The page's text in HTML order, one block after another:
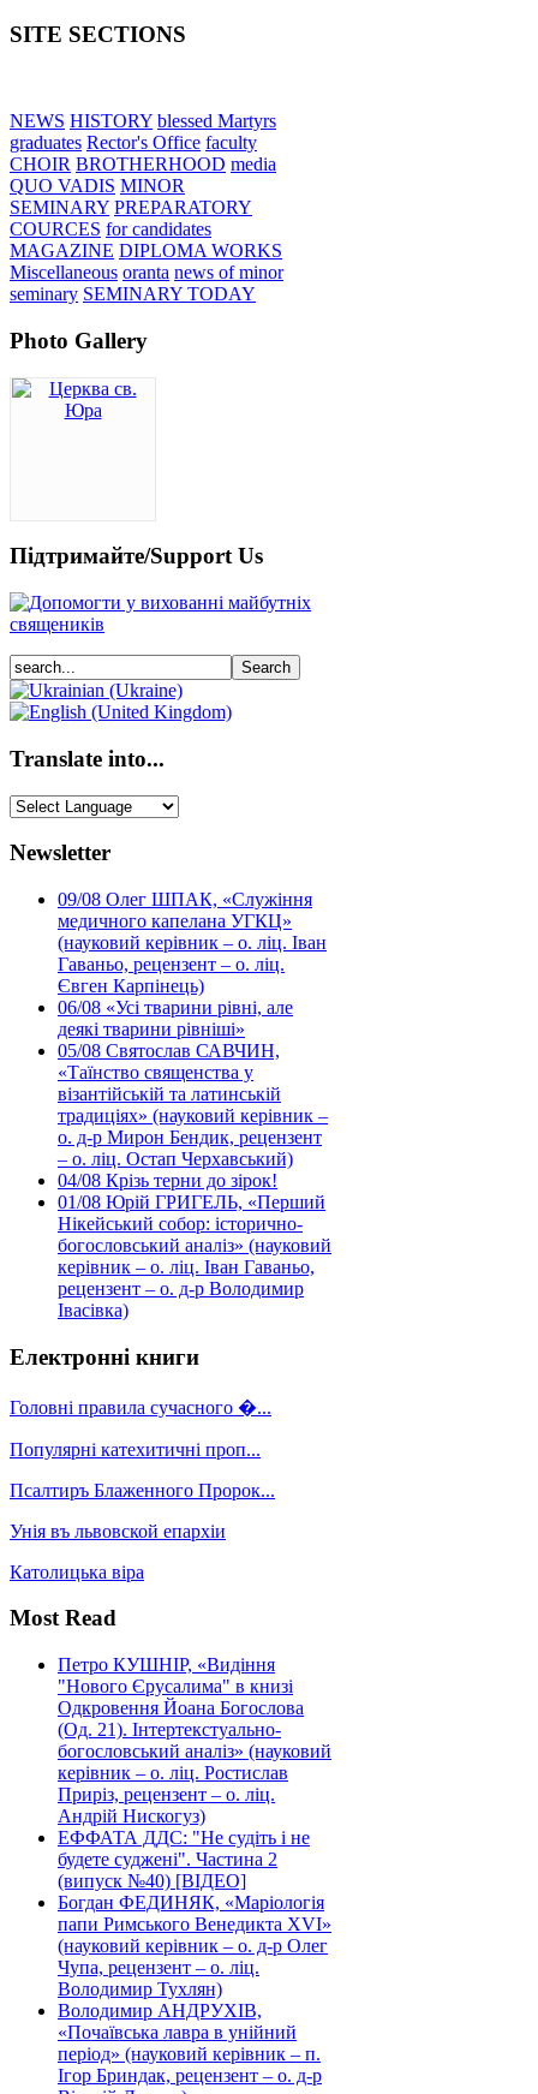
SITE SECTIONS
NEWS HISTORY blessed Martyrs
graduates Rector's Office faculty
CHOIR BROTHERHOOD media
QUO VADIS MINOR
SEMINARY PREPARATORY
COURCES for candidates
MAGAZINE DIPLOMA WORKS
Miscellaneous oranta news of minor
seminary SEMINARY TODAY
Photo Gallery
Підтримайте/Support Us
Translate into...
Newsletter
09/08 Олег ШПАК, «Служіння
медичного капелана УГКЦ»
(науковий керівник – о. ліц. Іван
Гаваньо, рецензент – о. ліц.
Євген Карпінець)
06/08 «Усі тварини рівні, але
деякі тварини рівніші»
05/08 Святослав САВЧИН,
«Таїнство священства у
візантійській та латинській
традиціях» (науковий керівник –
о. д-р Мирон Бендик, рецензент
– о. ліц. Остап Черхавський)
04/08 Крізь терни до зірок!
01/08 Юрій ГРИГЕЛЬ, «Перший
Нікейський собор: історично-
богословський аналіз» (науковий
керівник – о. ліц. Іван Гаваньо,
рецензент – о. д-р Володимир
Івасівка)
Електронні книги
Головні правила сучасного �...
Популярні катехитичні проп...
Псалтиръ Блаженного Пророк...
Унія въ львовской епархіи
Католицька віра
Most Read
Петро КУШНІР, «Видіння
"Нового Єрусалима" в книзі
Одкровення Йоана Богослова
(Од. 21). Інтертекстуально-
богословський аналіз» (науковий
керівник – о. ліц. Ростислав
Приріз, рецензент – о. ліц.
Андрій Нискогуз)
ЕФФАТА ДДС: "Не судіть і не
будете суджені". Частина 2
(випуск №40) [ВІДЕО]
Богдан ФЕДИНЯК, «Маріологія
папи Римського Венедикта XVI»
(науковий керівник – о. д-р Олег
Чупа, рецензент – о. ліц.
Володимир Тухлян)
Володимир АНДРУХІВ,
«Почаївська лавра в унійний
період» (науковий керівник – п.
Ігор Бриндак, рецензент – о. д-р